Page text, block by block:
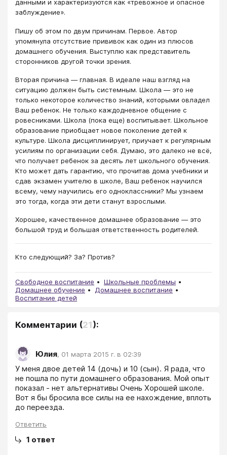
данными и характеризуются как «тревожное и опасное
заблуждение».
Пишу об этом по двум причинам. Первое. Автор
упомянула отсутствие прививок как один из плюсов
домашнего обучения. Выступлю как представитель
сторонников другой точки зрения.
Вторая причина ― главная. В идеале наш взгляд на
ситуацию должен быть системным. Школа ― это не
только некоторое количество знаний, которыми овладел
Ваш ребенок. Не только каждодневное общение с
ровесниками. Школа (пока еще) воспитывает. Школьное
образование приобщает новое поколение детей к
культуре. Школа дисциплинирует, приучает к регулярным
усилиям по организации себя. Думаю, это далеко не всё,
что получает ребенок за десять лет школьного обучения.
Кто может дать гарантию, что прочитав дома учебники и
сдав экзамен учителю в школе, Ваш ребенок научился
всему, чему научились его одноклассники? Мы узнаем
это тогда, когда эти дети станут взрослыми.
Хорошее, качественное домашнее образование ― это
большой труд и большая ответственность родителей.
Кто следующий? За? Против?
Свободное воспитание
Школьные проблемы
Домашнее обучение
Домашнее воспитание
Воспитание детей
Комментарии (21):
Юлия, 01 марта 2015 г. в 02:39
У меня двое детей 14 (дочь) и 10 (сын). Я рада, что
не пошла по пути домашнего образования. Мой опыт
показал - нет альтернативы Очень Хорошей школе.
Вот я бы бросила все силы на ее нахождение, вплоть
до переезда.
Ответить
1 ответ